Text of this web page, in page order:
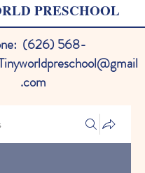
PRESCHOOL
(626) 568-
.com